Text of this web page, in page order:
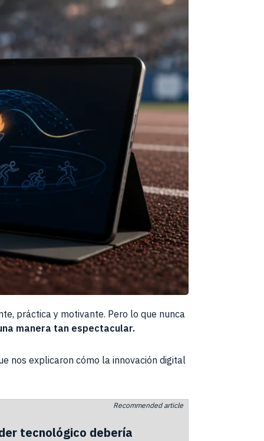
práctica y motivante. Pero lo que nunca
manera tan espectacular.
nos explicaron cómo la innovación digital
Recommended article
tecnológico debería